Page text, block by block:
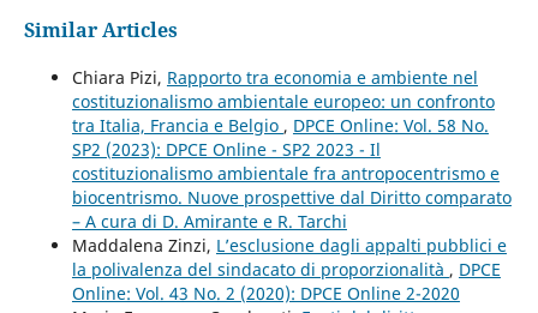
Similar Articles
Chiara Pizi, Rapporto tra economia e ambiente nel
costituzionalismo ambientale europeo: un confronto
tra Italia, Francia e Belgio , DPCE Online: Vol. 58 No.
SP2 (2023): DPCE Online - SP2 2023 - Il
costituzionalismo ambientale fra antropocentrismo e
biocentrismo. Nuove prospettive dal Diritto comparato
– A cura di D. Amirante e R. Tarchi
Maddalena Zinzi, L’esclusione dagli appalti pubblici e
la polivalenza del sindacato di proporzionalità , DPCE
Online: Vol. 43 No. 2 (2020): DPCE Online 2-2020